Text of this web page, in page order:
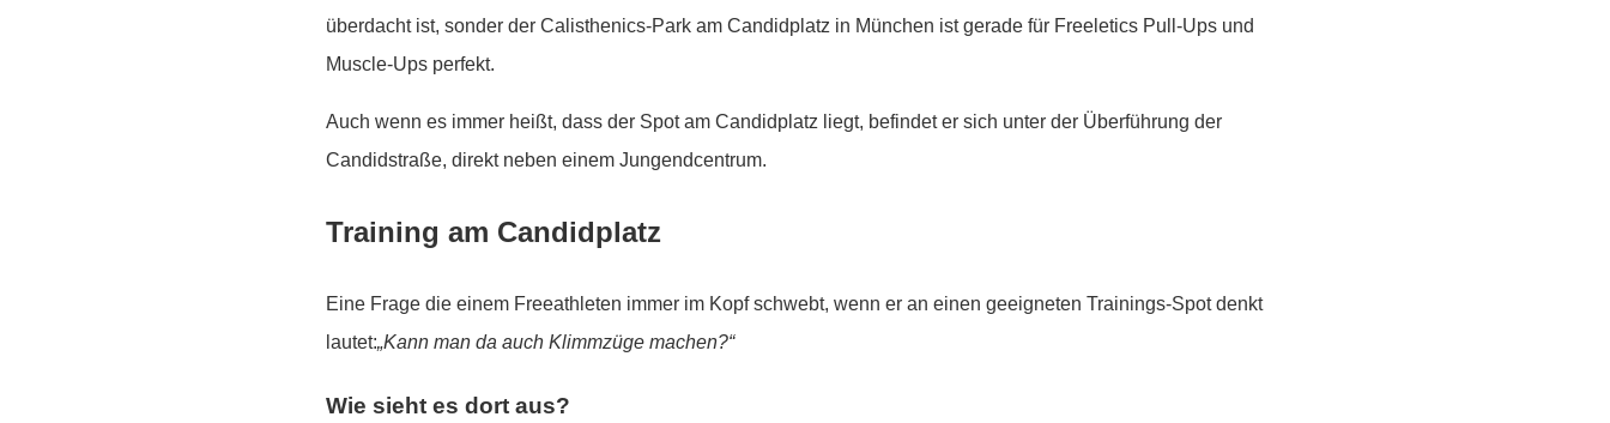
überdacht ist, sonder der Calisthenics-Park am Candidplatz in München ist gerade für Freeletics Pull-Ups und
Muscle-Ups perfekt.
Auch wenn es immer heißt, dass der Spot am Candidplatz liegt, befindet er sich unter der Überführung der
Candidstraße, direkt neben einem Jungendcentrum.
Training am Candidplatz
Eine Frage die einem Freeathleten immer im Kopf schwebt, wenn er an einen geeigneten Trainings-Spot denkt
lautet:„Kann man da auch Klimmzüge machen?“
Wie sieht es dort aus?